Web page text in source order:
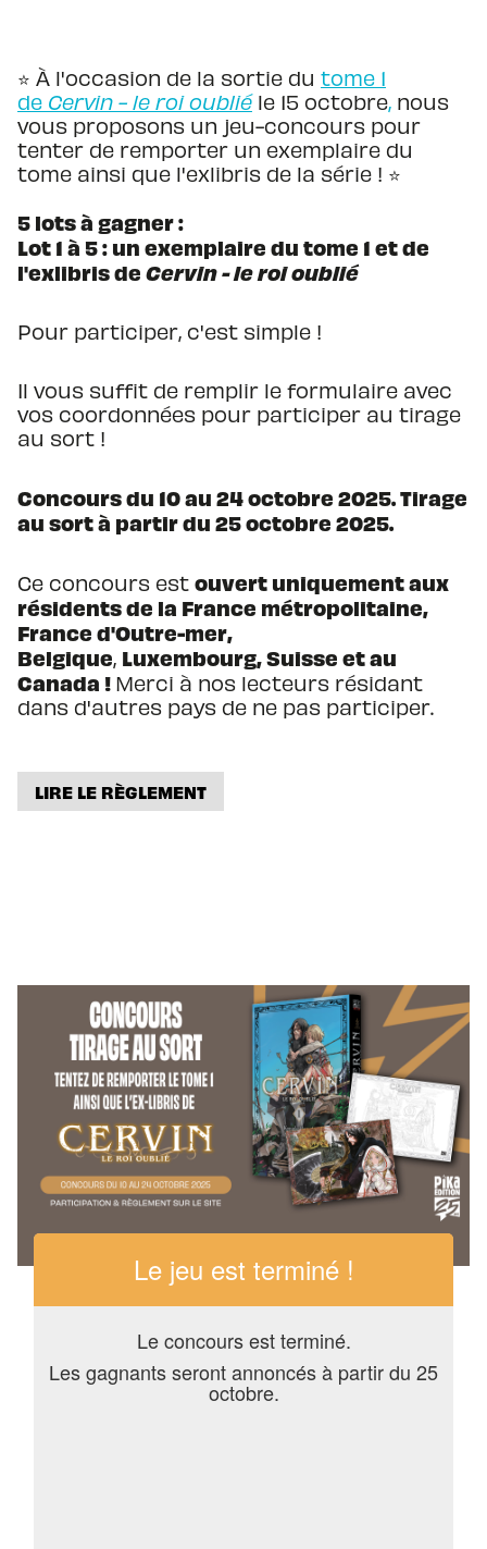
⭐️ À l'occasion de la sortie du tome 1
de Cervin - le roi oubliéle 15 octobre, nous
vous proposons un jeu-concours pour
tenter de remporter un exemplaire du
tome ainsi que l'exlibris de la série ! ⭐️
5 lots à gagner :
Lot 1 à 5 : un exemplaire du tome 1 et de
l'exlibris de Cervin - le roi oublié
Pour participer, c'est simple !
Il vous suffit de remplir le formulaire avec
vos coordonnées pour participer au tirage
au sort !
Concours du 10 au 24 octobre 2025. Tirage
au sort à partir du 25 octobre 2025.
Ce concours est ouvert uniquement aux
résidents de la France métropolitaine,
France d'Outre-mer,
Belgique, Luxembourg, Suisse et au
Canada ! Merci à nos lecteurs résidant
dans d'autres pays de ne pas participer.
LIRE LE RÈGLEMENT